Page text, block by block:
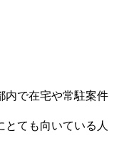
内で在宅や常駐案件
ても向いている人